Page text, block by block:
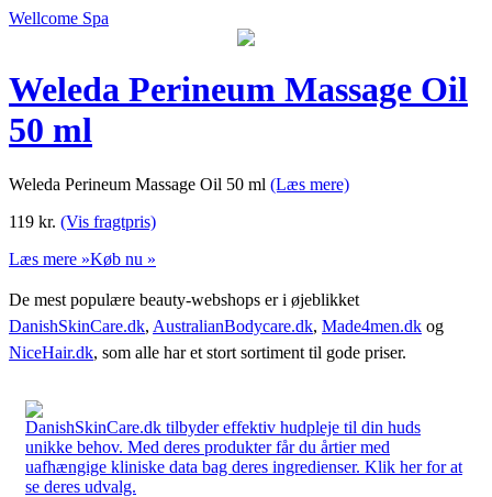
Wellcome Spa
Weleda Perineum Massage Oil
50 ml
Weleda Perineum Massage Oil 50 ml (Læs mere)
119 kr. (Vis fragtpris)
Læs mere »Køb nu »
De mest populære beauty-webshops er i øjeblikket
DanishSkinCare.dk, AustralianBodycare.dk, Made4men.dk og
NiceHair.dk, som alle har et stort sortiment til gode priser.
DanishSkinCare.dk tilbyder effektiv hudpleje til din huds
unikke behov. Med deres produkter får du årtier med
uafhængige kliniske data bag deres ingredienser. Klik her for at
se deres udvalg.